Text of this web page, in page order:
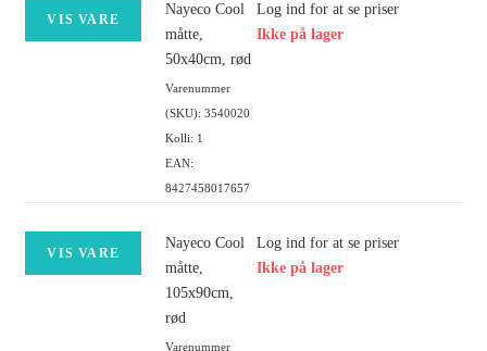
VIS VARE
Nayeco Cool
måtte,
50x40cm, rød
Varenummer
(SKU): 3540020
Kolli: 1
EAN:
8427458017657
Log ind for at se priser
Ikke på lager
VIS VARE
Nayeco Cool
måtte,
105x90cm,
rød
Varenummer
Log ind for at se priser
Ikke på lager